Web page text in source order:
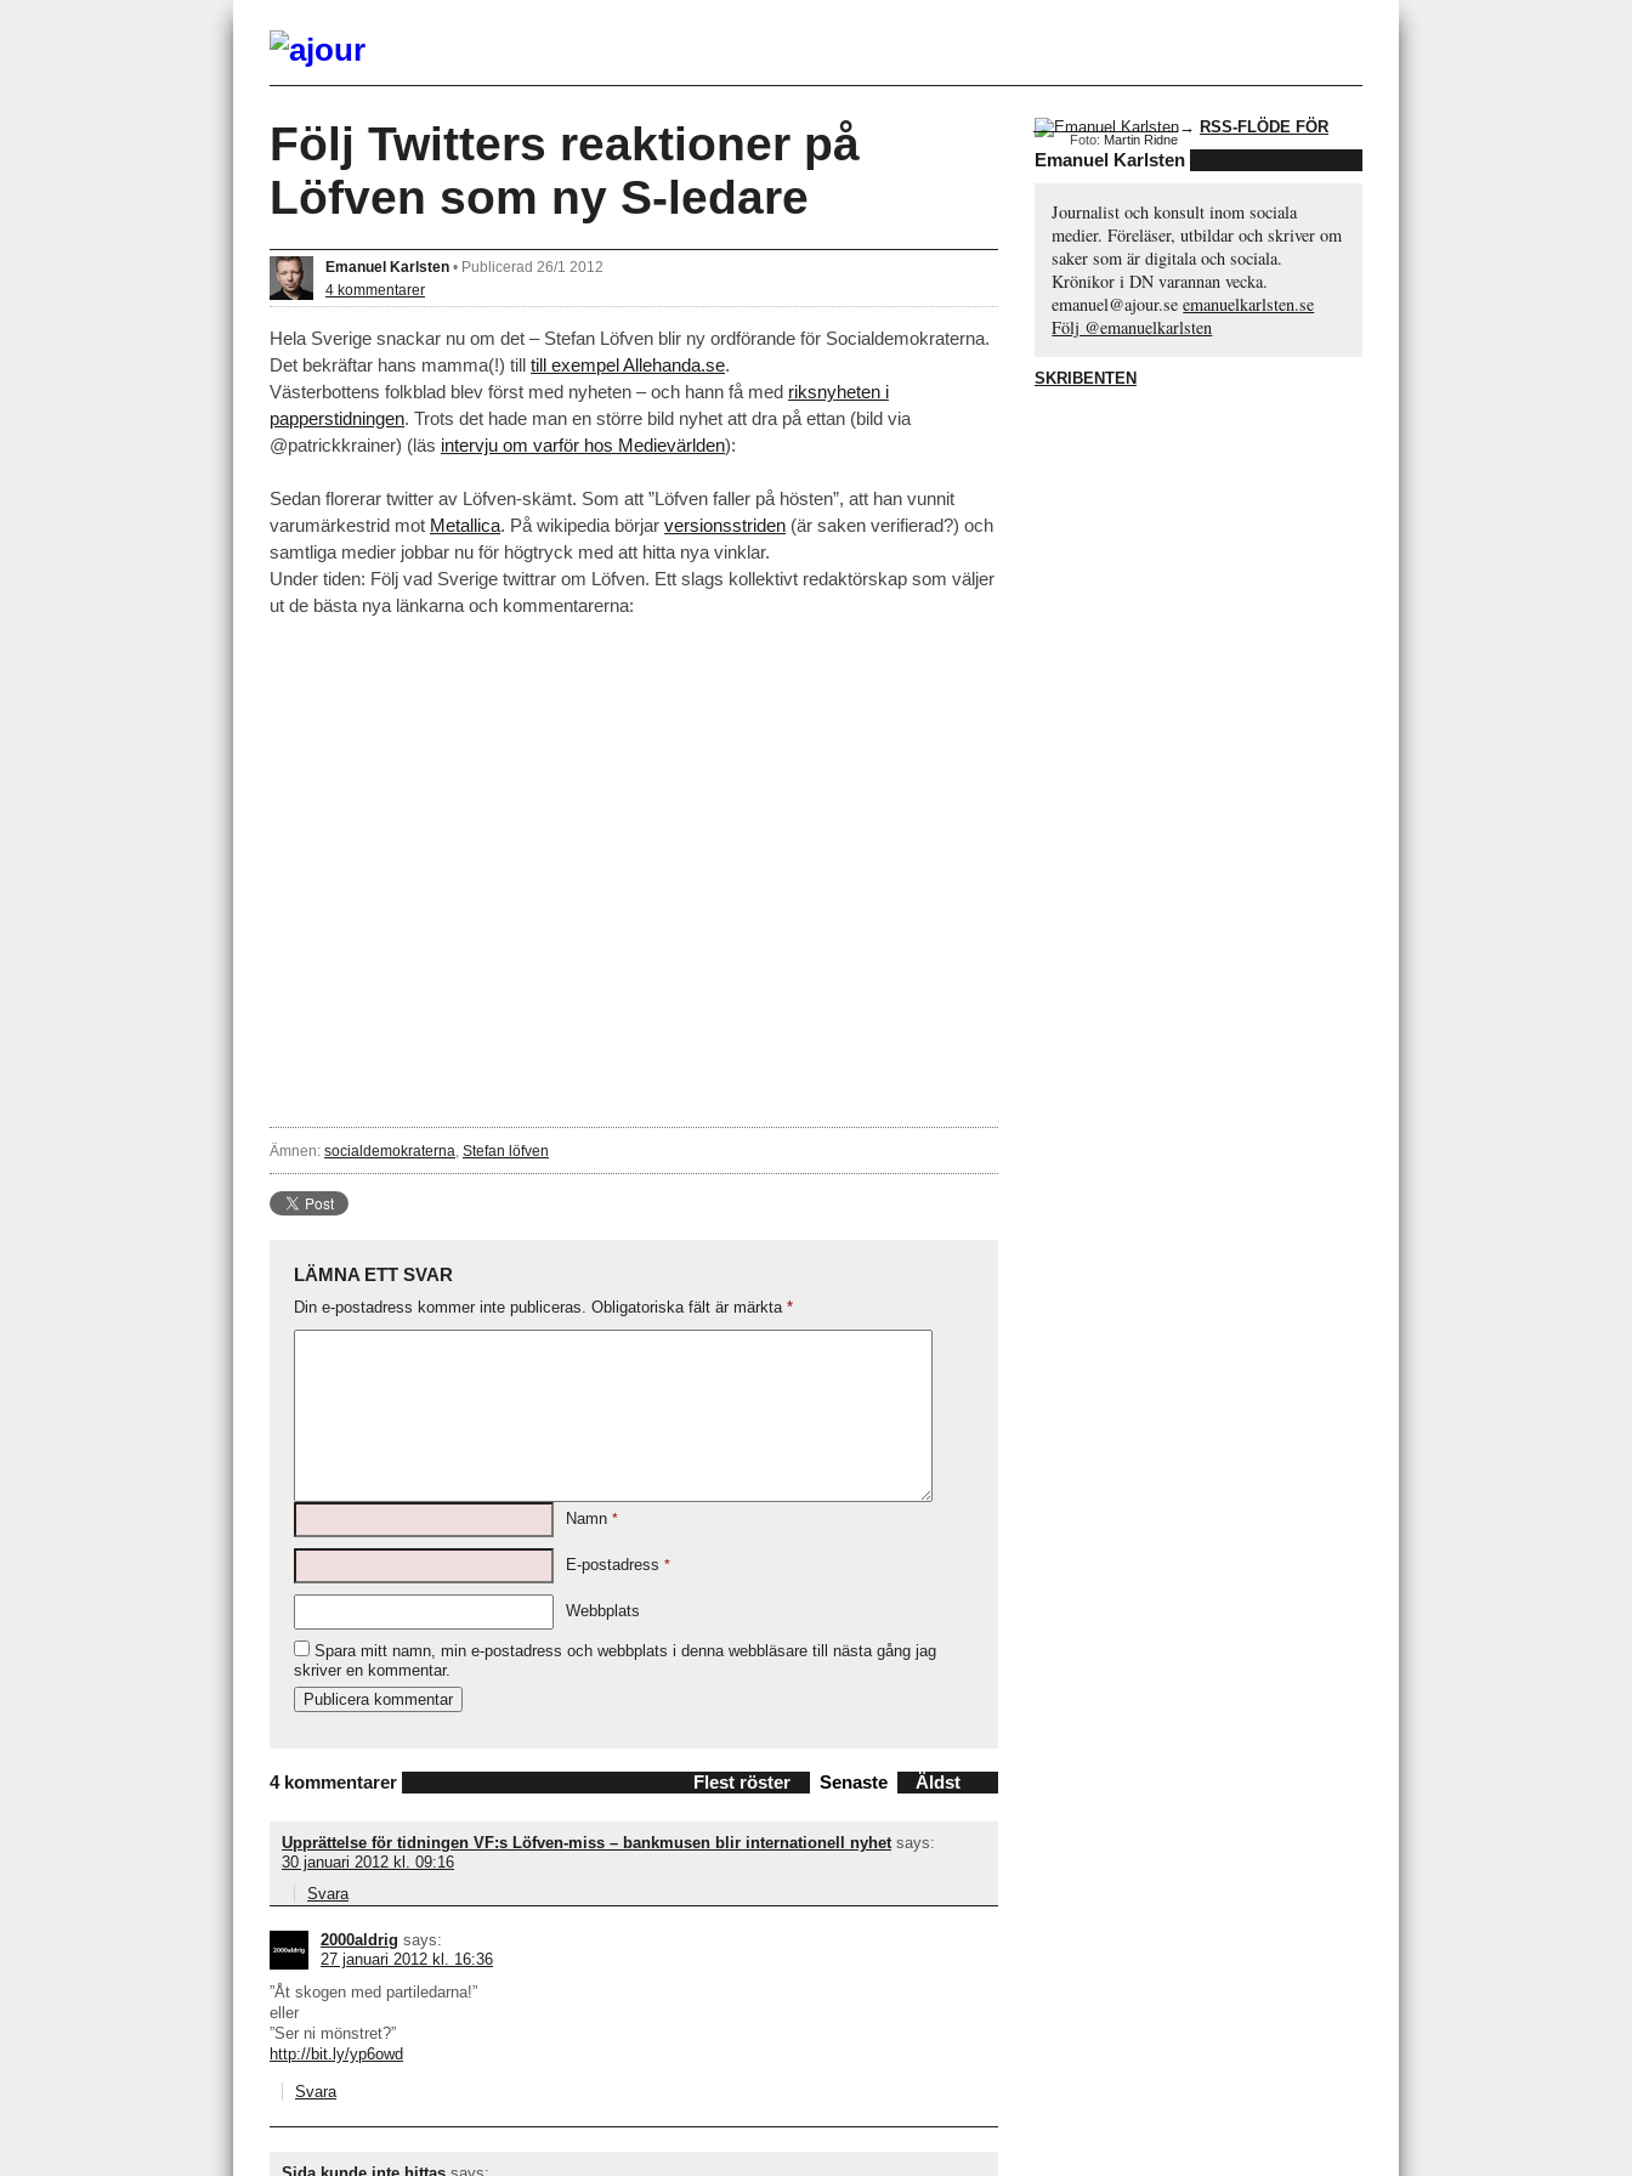
Följ Twitters reaktioner på
Löfven som ny S-ledare
Emanuel Karlsten • Publicerad 26/1 2012
4 kommentarer
Hela Sverige snackar nu om det – Stefan Löfven blir ny ordförande för Socialdemokraterna.
Det bekräftar hans mamma(!) till till exempel Allehanda.se.
Västerbottens folkblad blev först med nyheten – och hann få med riksnyheten i
papperstidningen. Trots det hade man en större bild nyhet att dra på ettan (bild via
@patrickkrainer) (läs intervju om varför hos Medievärlden):
Sedan florerar twitter av Löfven-skämt. Som att ”Löfven faller på hösten”, att han vunnit
varumärkestrid mot Metallica. På wikipedia börjar versionsstriden (är saken verifierad?) och
samtliga medier jobbar nu för högtryck med att hitta nya vinklar.
Under tiden: Följ vad Sverige twittrar om Löfven. Ett slags kollektivt redaktörskap som väljer
ut de bästa nya länkarna och kommentarerna:
Ämnen: socialdemokraterna Stefan löfven
LÄMNA ETT SVAR
Din e-postadress kommer inte publiceras. Obligatoriska fält är märkta *
Namn *
E-postadress *
Webbplats
Spara mitt namn, min e-postadress och webbplats i denna webbläsare till nästa gång jag
skriver en kommentar.
4 kommentarer Flest röster Senaste Äldst
Upprättelse för tidningen VF:s Löfven-miss – bankmusen blir internationell nyhet says:
30 januari 2012 kl. 09:16
Svara
2000aldrig says:
27 januari 2012 kl. 16:36
”Åt skogen med partiledarna!”
eller
”Ser ni mönstret?”
http://bit.ly/yp6owd
Svara
Foto: Martin Ridne
Emanuel Karlsten
Journalist och konsult inom sociala
medier. Föreläser, utbildar och skriver om
saker som är digitala och sociala.
Krönikor i DN varannan vecka.
emanuel@ajour.seemanuelkarlsten.se
Följ @emanuelkarlsten
→ RSS-FLÖDE FÖR
SKRIBENTEN